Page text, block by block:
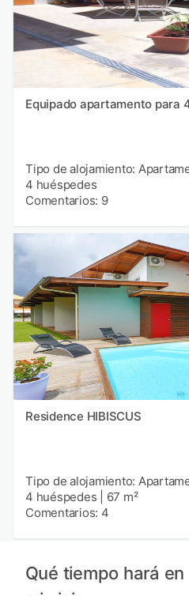
Equipado apartamento para
Tipo de alojamiento:
4 huéspedes
Comentarios: 9
Residence HIBISCUS
Tipo de alojamiento:
4 huéspedes
67 m²
Comentarios: 4
Qué tiempo hará